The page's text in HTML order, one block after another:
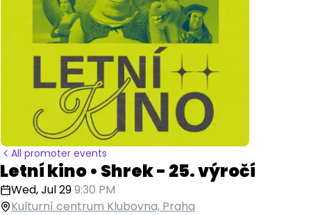
All promoter events
Letní kino • Shrek - 25. výročí
Wed, Jul 299:30 PM
Kulturní centrum Klubovna, Praha